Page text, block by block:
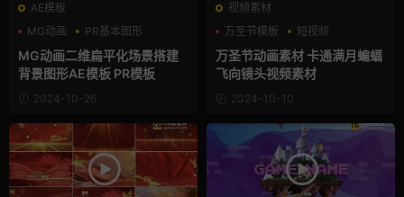
AE模板
MG动画
PR基本图形
卡通模板
MG动画二维扁平化场景搭建
背景图形AE模板 PR模板
2024-10-26
视频素材
万圣节模板
短视频
视频素材
万圣节动画素材 卡通满月蝙蝠
飞向镜头视频素材
2024-10-10